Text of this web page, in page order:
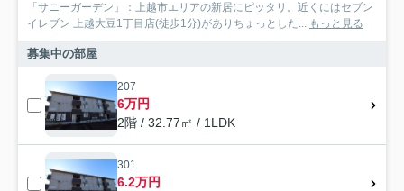
「サニーガーデン」：上越市エリアの新居にピッタリ。近くにはセブン
イレブン 上越大豆1丁目店(徒歩1分)がありちょっとした... もっと見る
募集中の部屋
207
6万円
2階 / 32.77㎡ / 1LDK
301
6.2万円